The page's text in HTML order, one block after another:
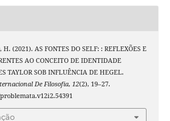
(2021). AS FONTES DO SELF: : REFLEXÕES E
AO CONCEITO DE IDENTIDADE
TAYLOR SOB INFLUÊNCIA DE HEGEL.
De Filosofia, 12(2), 19–27.